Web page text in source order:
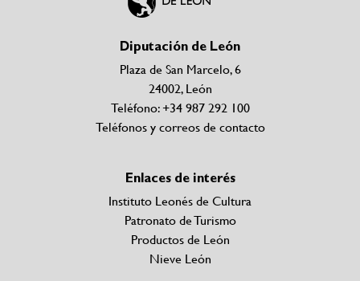
Diputación de León
Plaza de San Marcelo, 6
24002, León
Teléfono: +34 987 292 100
Teléfonos y correos de contacto
Enlaces de interés
Instituto Leonés de Cultura
Patronato de Turismo
Productos de León
Nieve León